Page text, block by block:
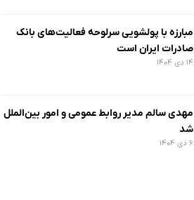
مبارزه با پولشویی سرلوحه فعالیت‌های بانک
صادرات ایران است
۱۴ دی ۱۴۰۴
مهدی سالم مدیر روابط عمومی و امور بین‌الملل
شد
۶ دی ۱۴۰۴